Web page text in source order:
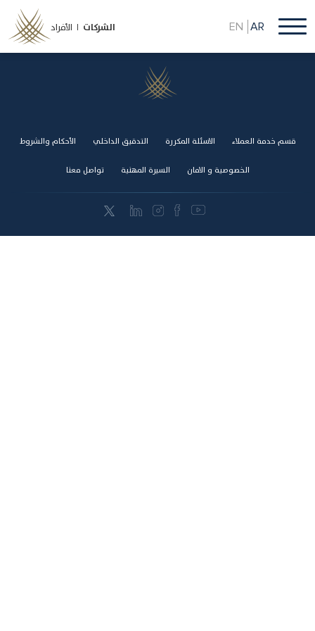
إلى
المحتوى
الرئيسي
الأفراد | الشركات EN AR
Footer
قسم خدمة العملاء الاسئلة المكررة التدقيق الداخلي الأحكام والشروط
الخصوصية و الامان السيرة المهنية تواصل معنا